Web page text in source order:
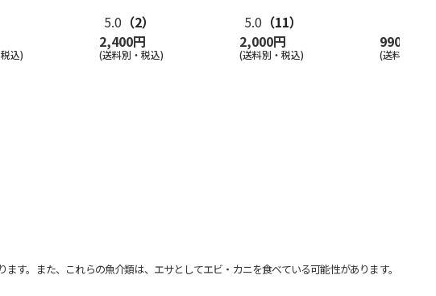
込)
5.0 （2）
2,400円
(送料別・税込)
5.0 （11）
2,000円
(送料別・税込)
990円
(送料別・税
。また、これらの魚介類は、エサとしてエビ・カニを食べている可能性があります。